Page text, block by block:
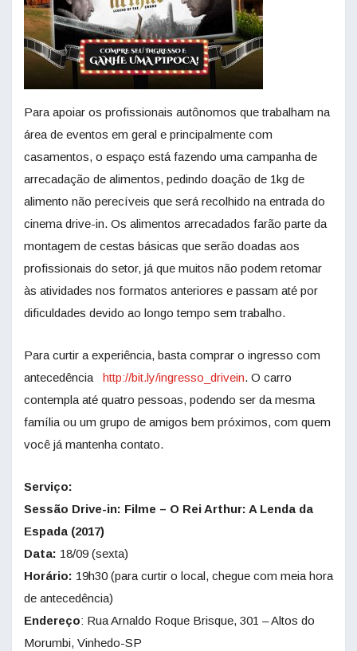
Para apoiar os profissionais autônomos que trabalham na
área de eventos em geral e principalmente com
casamentos, o espaço está fazendo uma campanha de
arrecadação de alimentos, pedindo doação de 1kg de
alimento não perecíveis que será recolhido na entrada do
cinema drive-in. Os alimentos arrecadados farão parte da
montagem de cestas básicas que serão doadas aos
profissionais do setor, já que muitos não podem retomar
às atividades nos formatos anteriores e passam até por
dificuldades devido ao longo tempo sem trabalho.
Para curtir a experiência, basta comprar o ingresso com
antecedência http://bit.ly/ingresso_drivein. O carro
contempla até quatro pessoas, podendo ser da mesma
família ou um grupo de amigos bem próximos, com quem
você já mantenha contato.
Serviço:
Sessão Drive-in: Filme – O Rei Arthur: A Lenda da
Espada (2017)
Data: 18/09 (sexta)
Horário: 19h30 (para curtir o local, chegue com meia hora
de antecedência)
Endereço: Rua Arnaldo Roque Brisque, 301 – Altos do
Morumbi, Vinhedo-SP